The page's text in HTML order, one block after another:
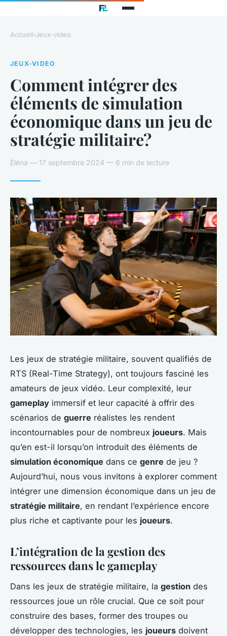
Accueil›Jeux-video
JEUX-VIDEO
Comment intégrer des
éléments de simulation
économique dans un jeu de
stratégie militaire?
Éléna — 17 septembre 2024 — 6 min de lecture
Les jeux de stratégie militaire, souvent qualifiés de
RTS (Real-Time Strategy), ont toujours fasciné les
amateurs de jeux vidéo. Leur complexité, leur
gameplay immersif et leur capacité à offrir des
scénarios de guerre réalistes les rendent
incontournables pour de nombreux joueurs. Mais
qu’en est-il lorsqu’on introduit des éléments de
simulation économique dans ce genre de jeu ?
Aujourd’hui, nous vous invitons à explorer comment
intégrer une dimension économique dans un jeu de
stratégie militaire, en rendant l’expérience encore
plus riche et captivante pour les joueurs.
L’intégration de la gestion des
ressources dans le gameplay
Dans les jeux de stratégie militaire, la gestion des
ressources joue un rôle crucial. Que ce soit pour
construire des bases, former des troupes ou
développer des technologies, les joueurs doivent